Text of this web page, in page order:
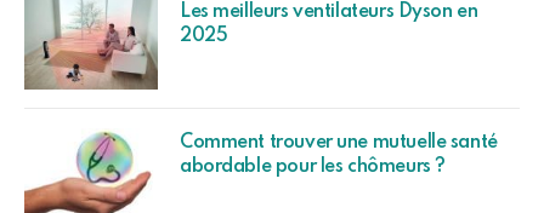
Les meilleurs ventilateurs Dyson en
2025
Comment trouver une mutuelle santé
abordable pour les chômeurs ?